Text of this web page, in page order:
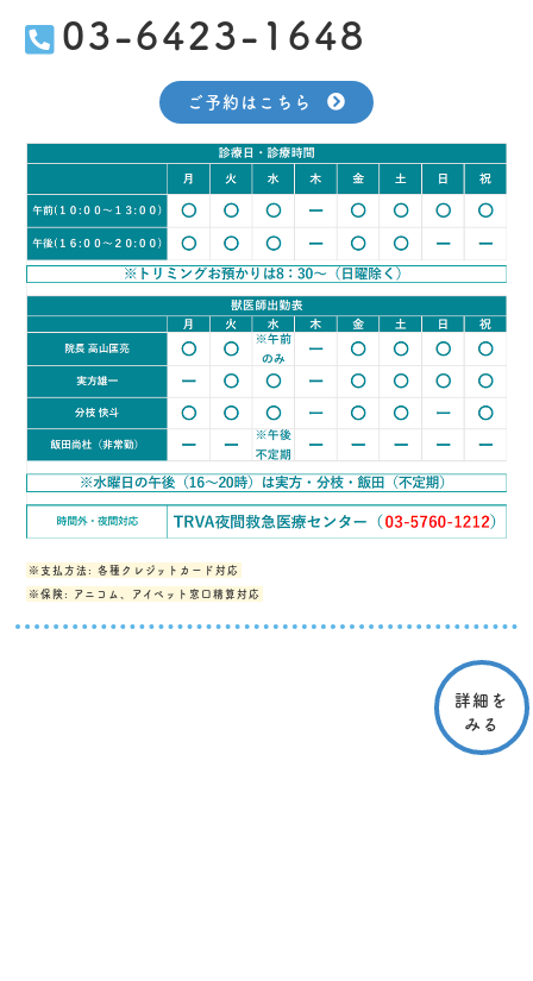
03-6423-1648
ご予約はこちら
※支払方法: 各種クレジットカード対応
※保険: アニコム、アイペット窓口精算対応
詳細を
みる